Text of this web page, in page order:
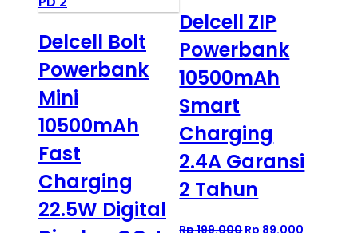
Delcell Bolt
Powerbank
Mini
10500mAh
Fast
Charging
22.5W Digital
Delcell ZIP
Powerbank
10500mAh
Smart
Charging
2.4A Garansi
2 Tahun
Rp199.000Original
Rp 89.000